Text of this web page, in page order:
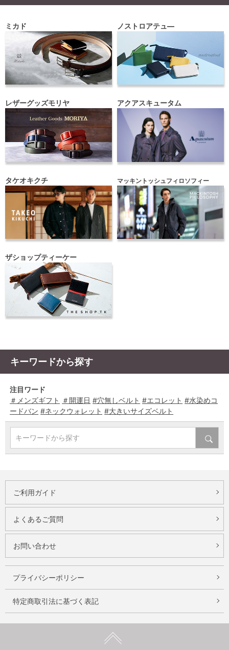
ミカド ノストロアテュ―
レザーグッズモリヤ アクアスキュータム
タケオキクチ マッキントッシュフィロソフィー
ザショップティーケー
キーワードから探す
注目ワード
＃メンズギフト ＃開運日 #穴無しベルト #エコレット #水染めコ
ードバン #ネックウォレット #大きいサイズベルト
キーワードから探す
ご利用ガイド
よくあるご質問
お問い合わせ
プライバシーポリシー
特定商取引法に基づく表記